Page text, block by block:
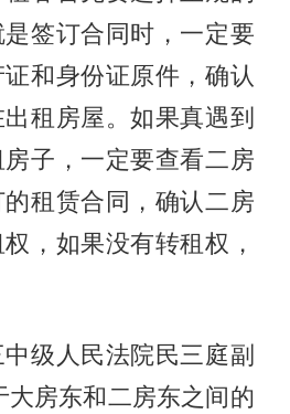
签订合同时，一定要
和身份证原件，确认
租房屋。如果真遇到
子，一定要查看二房
租赁合同，确认二房
，如果没有转租权，
人民法院民三庭副
大房东和二房东之间的